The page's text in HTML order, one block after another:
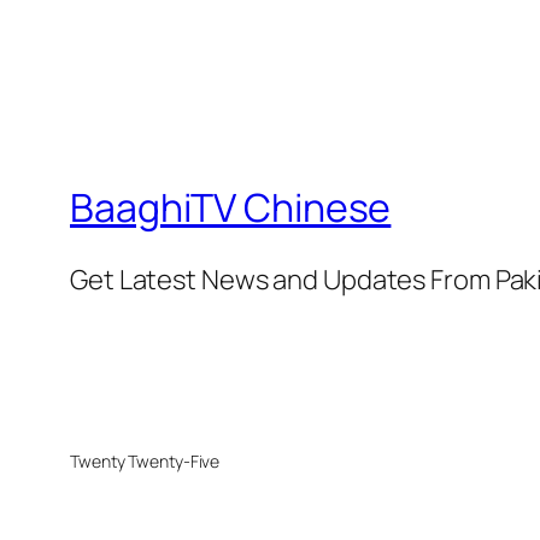
BaaghiTV Chinese
Get Latest News and Updates From
Twenty Twenty-Five